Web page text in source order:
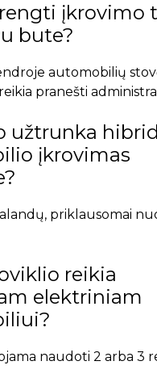
įkrovimo
bute?
automobilių
pranešti
užtrunka
įkrovimas
priklausomai
reikia
elektriniam
naudoti 2 arba 3